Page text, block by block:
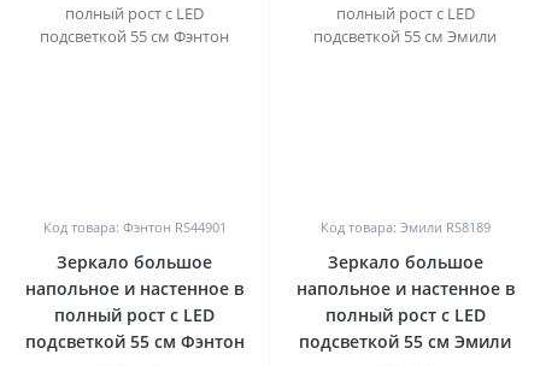
Код товара: Фэнтон RS44901
Зеркало большое
напольное и настенное в
полный рост с LED
подсветкой 55 см Фэнтон
Код товара: Эмили RS8189
Зеркало большое
напольное и настенное в
полный рост с LED
подсветкой 55 см Эмили